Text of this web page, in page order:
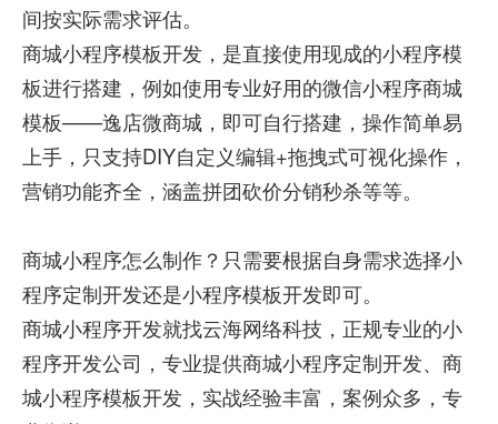
间按实际需求评估。
商城小程序模板开发，是直接使用现成的小程序模
板进行搭建，例如使用专业好用的微信小程序商城
模板——逸店微商城，即可自行搭建，操作简单易
上手，只支持DIY自定义编辑+拖拽式可视化操作，
营销功能齐全，涵盖拼团砍价分销秒杀等等。
商城小程序怎么制作？只需要根据自身需求选择小
程序定制开发还是小程序模板开发即可。
商城小程序开发就找云海网络科技，正规专业的小
程序开发公司，专业提供商城小程序定制开发、商
城小程序模板开发，实战经验丰富，案例众多，专